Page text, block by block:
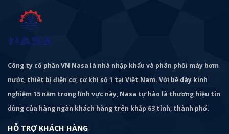
Công ty cổ phần VN Nasa là nhà nhập khẩu và phân phối máy bơm
nước, thiết bị điện cơ, cơ khí số 1 tại Việt Nam. Với bề dày kinh
nghiệm 15 năm trong lĩnh vực này, Nasa tự hào là thương hiệu tin
dùng của hàng ngàn khách hàng trên khắp 63 tỉnh, thành phố.
HỖ TRỢ KHÁCH HÀNG